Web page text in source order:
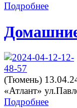
Подробнее
(Тюмень)
«Атлант»
Подробнее